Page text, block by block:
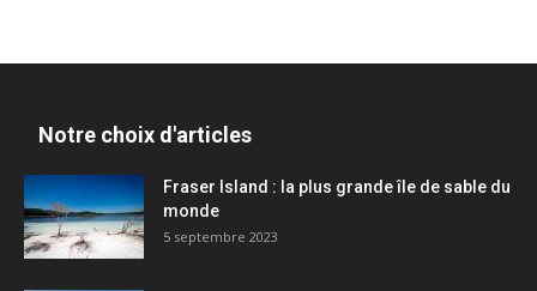
Notre choix d'articles
Fraser Island : la plus grande île de sable du
monde
5 septembre 2023